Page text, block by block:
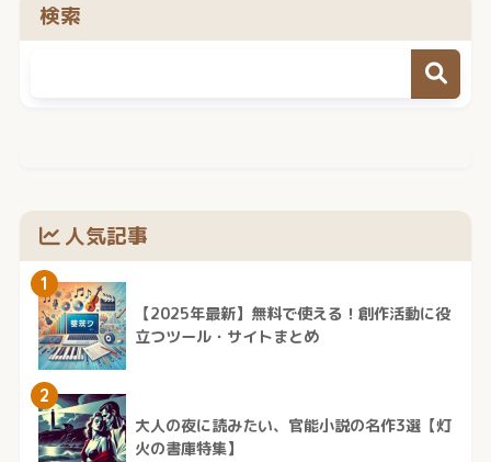
検索
人気記事
1
【2025年最新】無料で使える！創作活動に役
立つツール・サイトまとめ
2
大人の夜に読みたい、官能小説の名作3選【灯
火の書庫特集】